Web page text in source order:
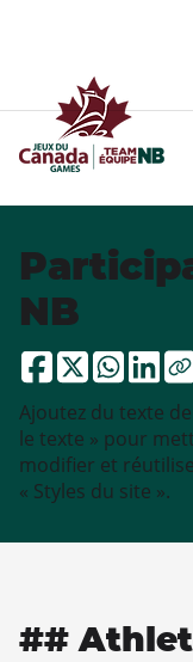
NB
Ajoutez du texte
le texte » pour
modifier et
« Styles du site ».
##